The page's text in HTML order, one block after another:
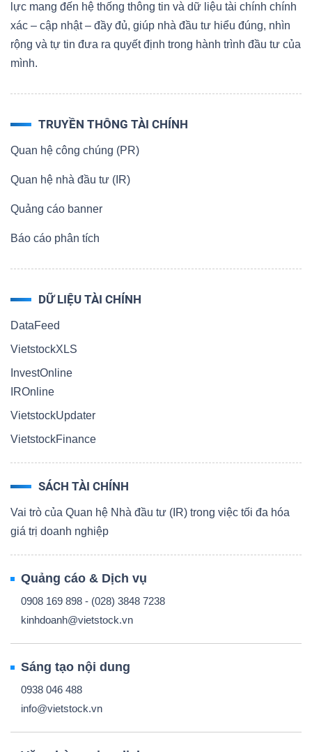
lực mang đến hệ thống thông tin và dữ liệu tài chính chính
xác – cập nhật – đầy đủ, giúp nhà đầu tư hiểu đúng, nhìn
rộng và tự tin đưa ra quyết định trong hành trình đầu tư của
mình.
TRUYỀN THÔNG TÀI CHÍNH
Quan hệ công chúng (PR)
Quan hệ nhà đầu tư (IR)
Quảng cáo banner
Báo cáo phân tích
DỮ LIỆU TÀI CHÍNH
DataFeed
VietstockXLS
InvestOnline
IROnline
VietstockUpdater
VietstockFinance
SÁCH TÀI CHÍNH
Vai trò của Quan hệ Nhà đầu tư (IR) trong việc tối đa hóa
giá trị doanh nghiệp
Quảng cáo & Dịch vụ
0908 169 898 - (028) 3848 7238
kinhdoanh@vietstock.vn
Sáng tạo nội dung
0938 046 488
info@vietstock.vn